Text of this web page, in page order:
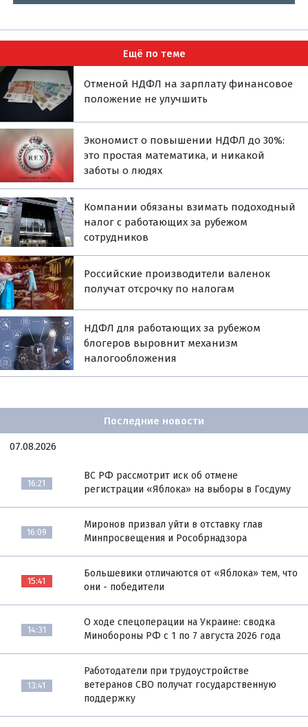
Ещё по теме
Отменой НДФЛ на зарплату финансовое
положение не улучшить
Экономист о повышении НДФЛ до 30%:
это простая математика, и никакой
заботы о людях
Компании обязаны взимать подоходный
налог с работающих за рубежом
сотрудников
Российские производители валенок
получат отсрочку по налогам
НДФЛ для работающих за рубежом
блогеров выровнит механизм
налогообложения
Последние новости
07.08.2026
16:21
ВС РФ рассмотрит иск об отмене
регистрации «Яблока» на выборы в Госдуму
16:09
Миронов призвал уйти в отставку глав
Минпросвещения и Рособрнадзора
15:41
Большевики отличаются от «Яблока» тем, что
они - победители
14:31
О ходе спецоперации на Украине: сводка
Минобороны РФ с 1 по 7 августа 2026 года
13:41
Работодатели при трудоустройстве
ветеранов СВО получат государственную
поддержку